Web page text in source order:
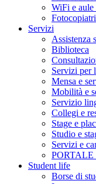
WiFi e
Servizi
Assistenza
Biblioteca
Servizi per
Mensa e
Mobilità e
Servizio
Collegi e
Stage e
Studio e
Servizi e
Student life
Borse di